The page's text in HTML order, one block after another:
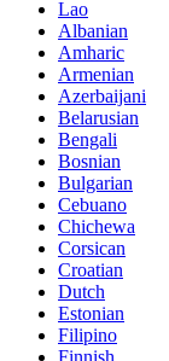
Lao
Albanian
Amharic
Armenian
Azerbaijani
Belarusian
Bengali
Bosnian
Bulgarian
Cebuano
Chichewa
Corsican
Croatian
Dutch
Estonian
Filipino